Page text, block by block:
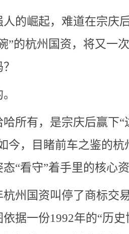
的崛起，难道在宗庆
”的杭州国资，将又一
所有，是宗庆后赢下“
今，目睹前车之鉴的杭
“看守”着手里的核心
州国资叫停了商标交
据一份1992年的“历史